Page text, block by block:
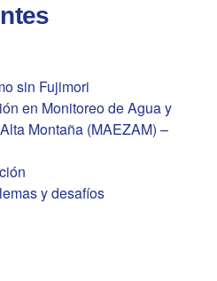
sin Fujimori
en Monitoreo de Agua y
Montaña (MAEZAM) –
y desafíos